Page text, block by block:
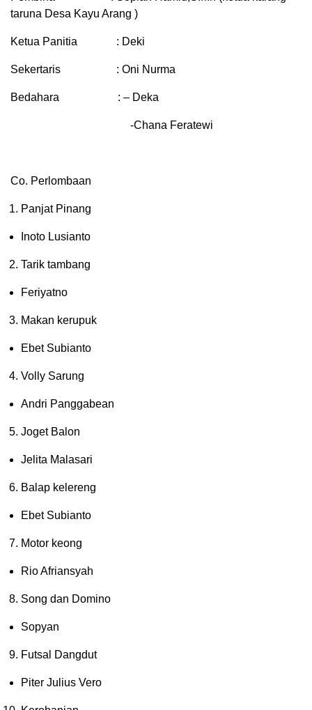
taruna Desa Kayu Arang )
Ketua Panitia : Deki
Sekertaris : Oni Nurma
Bedahara : – Deka
-Chana Feratewi
Co. Perlombaan
Panjat Pinang
Inoto Lusianto
Tarik tambang
Feriyatno
Makan kerupuk
Ebet Subianto
Volly Sarung
Andri Panggabean
Joget Balon
Jelita Malasari
Balap kelereng
Ebet Subianto
Motor keong
Rio Afriansyah
Song dan Domino
Sopyan
Futsal Dangdut
Piter Julius Vero